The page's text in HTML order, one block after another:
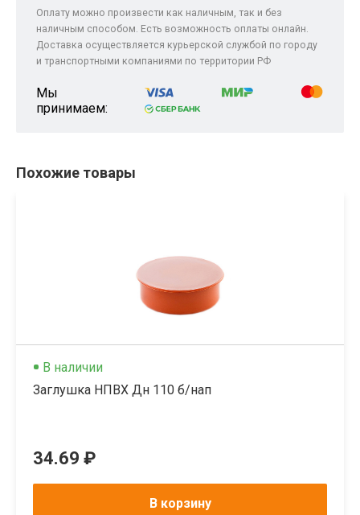
Оплату можно произвести как наличным, так и без
наличным способом. Есть возможность оплаты онлайн.
Доставка осуществляется курьерской службой по городу
и транспортными компаниями по территории РФ
Мы
принимаем:
Похожие товары
В наличии
Заглушка НПВХ Дн 110 б/нап
34.69 ₽
В корзину